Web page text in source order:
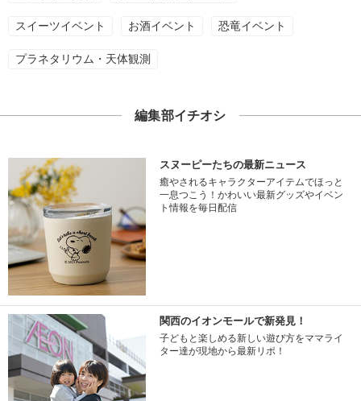
スイーツイベント お酒イベント 恐竜イベント
プラネタリウム・天体観測
編集部イチオシ
スヌーピーたちの最新ニュース
癒やされるキャラクターアイテムでほっと
一息つこう！かわいい最新グッズやイベン
ト情報を毎日配信
関西のイオンモールで新発見！
子どもと楽しめる新しい遊び方をママライ
ター達が現地から最新リポ！